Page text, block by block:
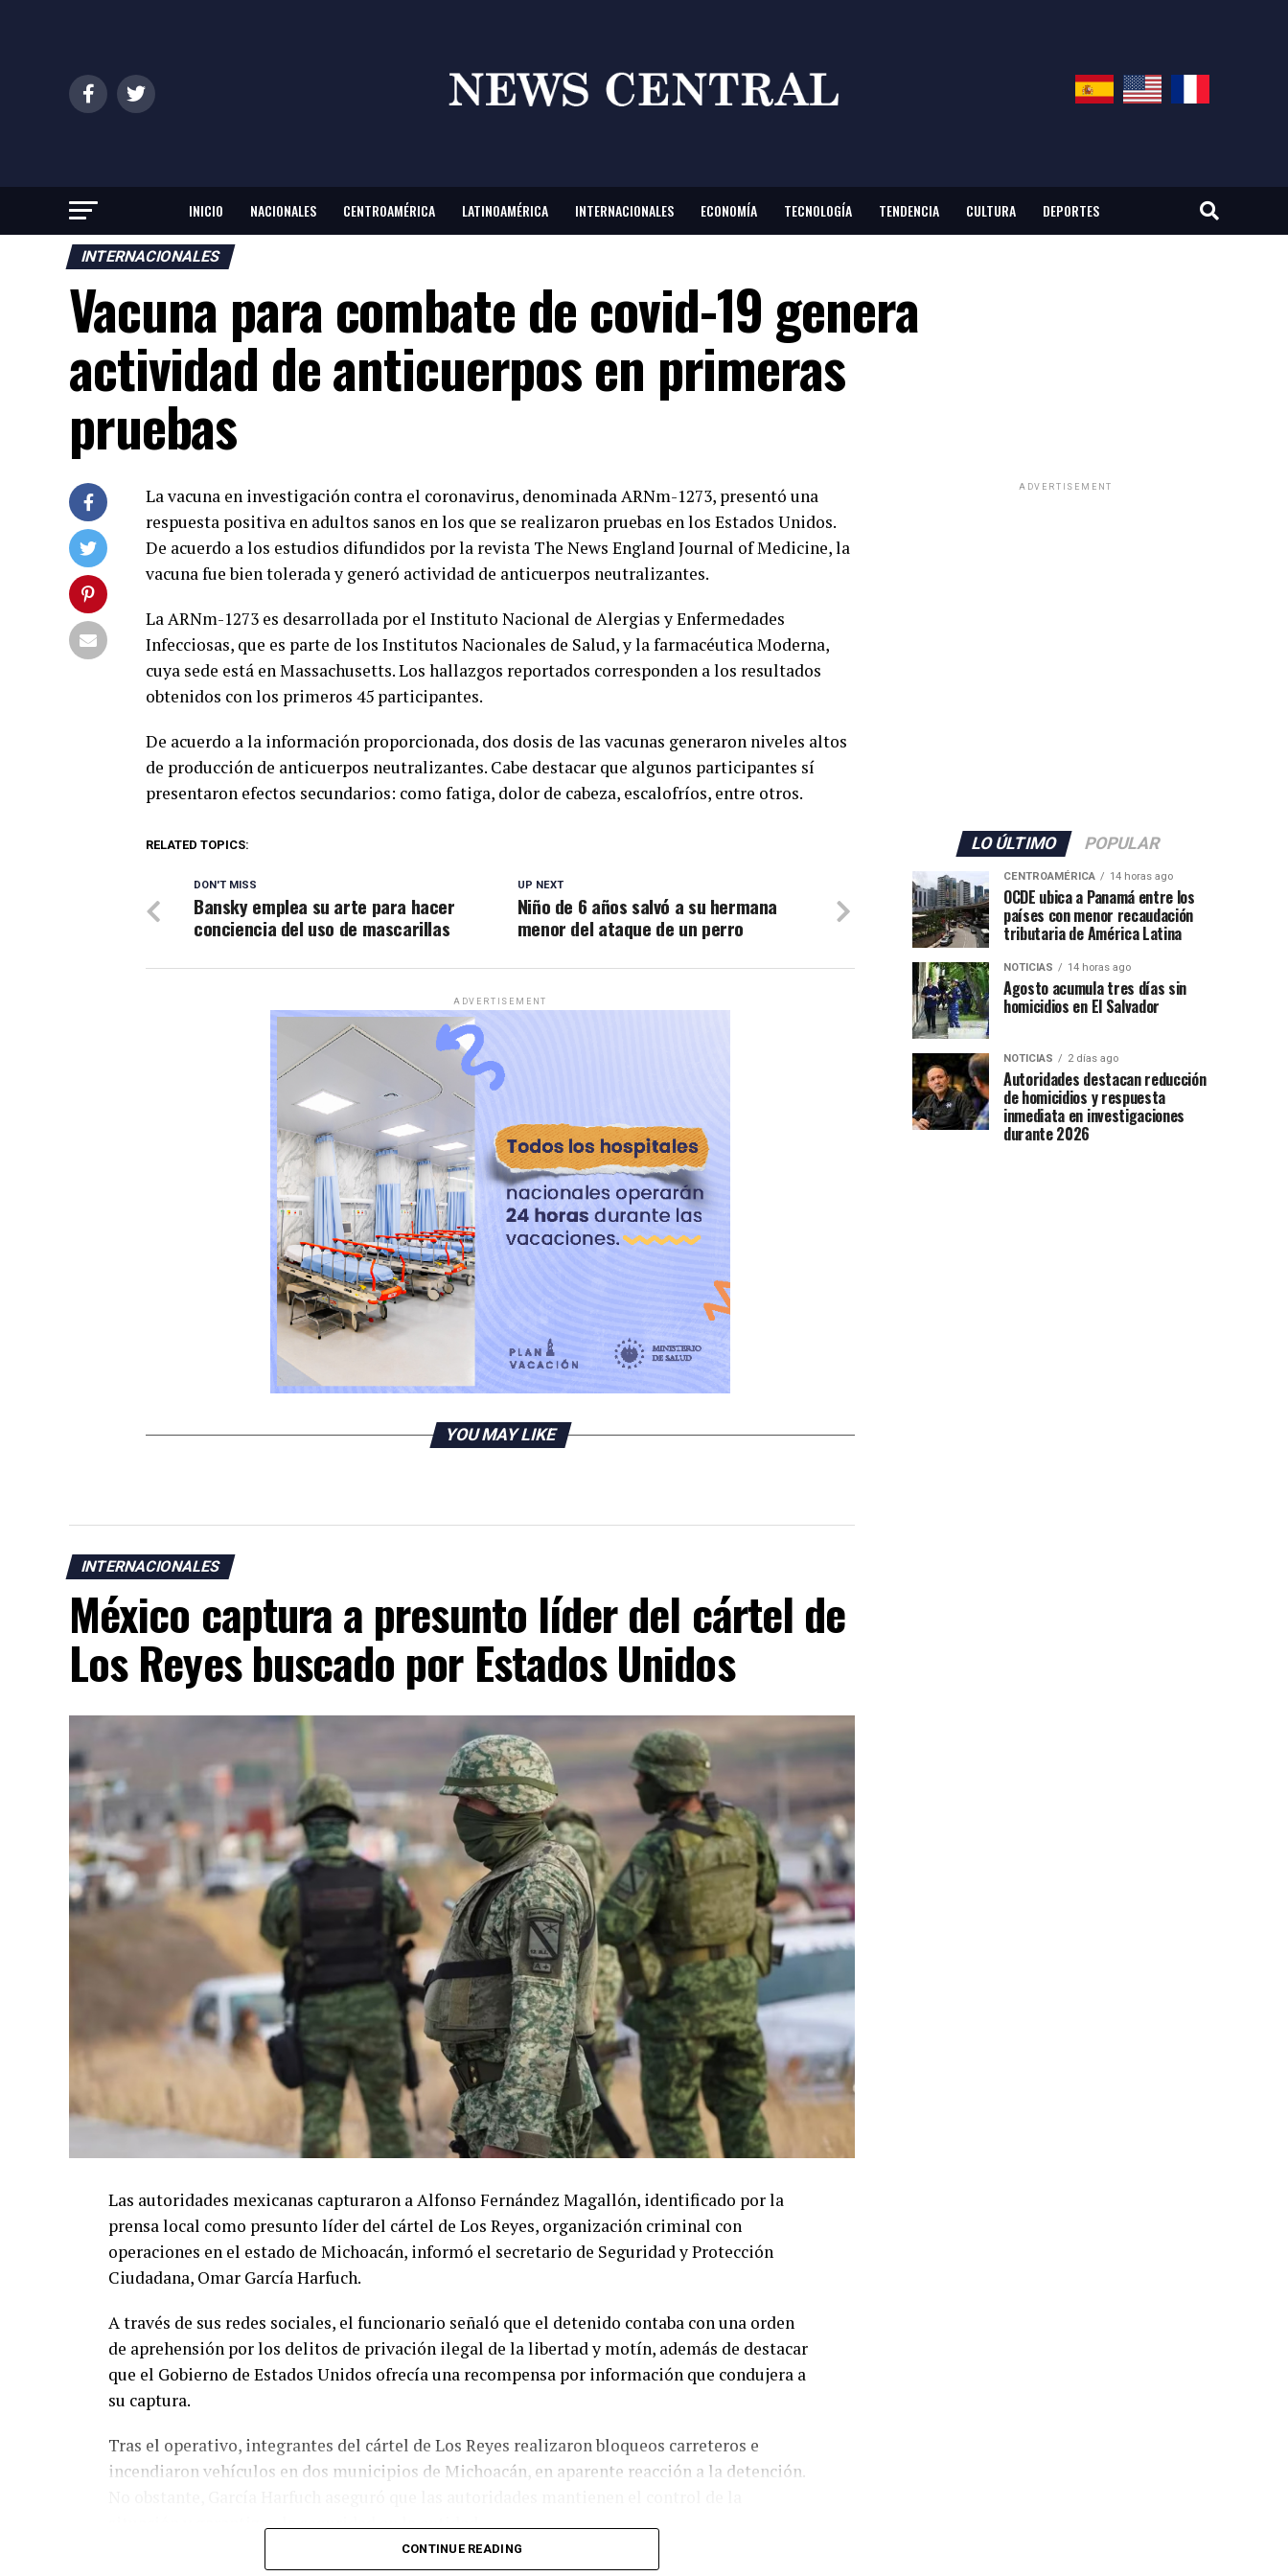
INICIO NACIONALES CENTROAMÉRICA LATINOAMÉRICA INTERNACIONALES ECONOMÍA TECNOLOGÍA TENDENCIA CULTURA DEPORTES
INTERNACIONALES
Vacuna para combate de covid-19 genera
actividad de anticuerpos en primeras
pruebas
La vacuna en investigación contra el coronavirus, denominada ARNm-1273, presentó una
respuesta positiva en adultos sanos en los que se realizaron pruebas en los Estados Unidos.
De acuerdo a los estudios difundidos por la revista The News England Journal of Medicine, la
vacuna fue bien tolerada y generó actividad de anticuerpos neutralizantes.
La ARNm-1273 es desarrollada por el Instituto Nacional de Alergias y Enfermedades
Infecciosas, que es parte de los Institutos Nacionales de Salud, y la farmacéutica Moderna,
cuya sede está en Massachusetts. Los hallazgos reportados corresponden a los resultados
obtenidos con los primeros 45 participantes.
De acuerdo a la información proporcionada, dos dosis de las vacunas generaron niveles altos
de producción de anticuerpos neutralizantes. Cabe destacar que algunos participantes sí
presentaron efectos secundarios: como fatiga, dolor de cabeza, escalofríos, entre otros.
RELATED TOPICS:
UP NEXT
Niño de 6 años salvó a su hermana
menor del ataque de un perro
DON'T MISS
Bansky emplea su arte para hacer
conciencia del uso de mascarillas
ADVERTISEMENT
YOU MAY LIKE
INTERNACIONALES
México captura a presunto líder del cártel de
Los Reyes buscado por Estados Unidos
Las autoridades mexicanas capturaron a Alfonso Fernández Magallón, identificado por la
prensa local como presunto líder del cártel de Los Reyes, organización criminal con
operaciones en el estado de Michoacán, informó el secretario de Seguridad y Protección
Ciudadana, Omar García Harfuch.
A través de sus redes sociales, el funcionario señaló que el detenido contaba con una orden
de aprehensión por los delitos de privación ilegal de la libertad y motín, además de destacar
que el Gobierno de Estados Unidos ofrecía una recompensa por información que condujera a
su captura.
Tras el operativo, integrantes del cártel de Los Reyes realizaron bloqueos carreteros e
incendiaron vehículos en dos municipios de Michoacán, en aparente reacción a la detención.
Michoacán, considerado uno de los principales polos agroexportadores de México y sede de
CONTINUE READING
ADVERTISEMENT
LO ÚLTIMO POPULAR
CENTROAMÉRICA 14 horas ago
OCDE ubica a Panamá entre los
países con menor recaudación
tributaria de América Latina
NOTICIAS 14 horas ago
Agosto acumula tres días sin
homicidios en El Salvador
NOTICIAS 2 días ago
Autoridades destacan reducción
de homicidios y respuesta
inmediata en investigaciones
durante 2026